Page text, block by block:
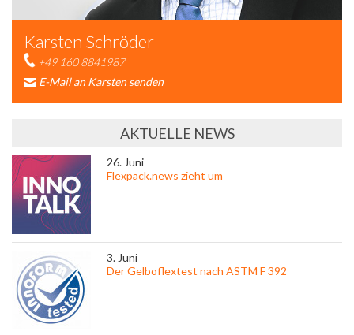
Karsten Schröder
+49 160 8841987
E-Mail an Karsten senden
AKTUELLE NEWS
26. Juni
Flexpack.news zieht um
3. Juni
Der Gelboflextest nach ASTM F 392